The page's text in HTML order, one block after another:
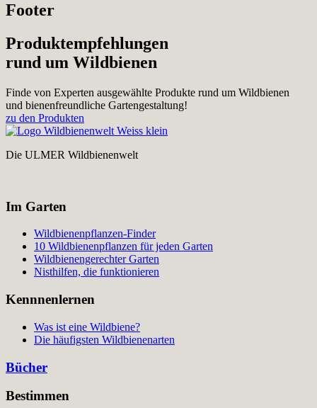
Footer
Produktempfehlungen
rund um Wildbienen
Finde von Experten ausgewählte Produkte rund um Wildbienen
und bienenfreundliche Gartengestaltung!
zu den Produkten
Die ULMER Wildbienenwelt
Im Garten
Wildbienenpflanzen-Finder
10 Wildbienenpflanzen für jeden Garten
Wildbienengerechter Garten
Nisthilfen, die funktionieren
Kennnenlernen
Was ist eine Wildbiene?
Die häufigsten Wildbienenarten
Bücher
Bestimmen